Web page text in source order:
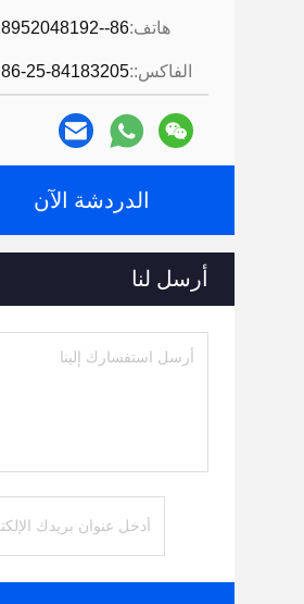
هاتف:86--18952048192
الفاكس::86-25-84183205
الدردشة الآن
أرسل لنا